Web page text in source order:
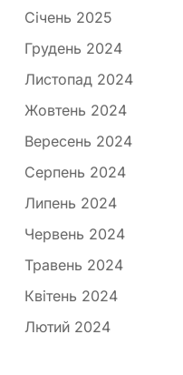
Січень 2025
Грудень 2024
Листопад 2024
Жовтень 2024
Вересень 2024
Серпень 2024
Липень 2024
Червень 2024
Травень 2024
Квітень 2024
Лютий 2024